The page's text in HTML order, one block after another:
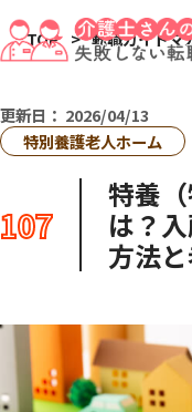
TOP 転職ガイドマ
特別養護老人ホーム
更新日： 2026/04/13
107
特養
は？
方法